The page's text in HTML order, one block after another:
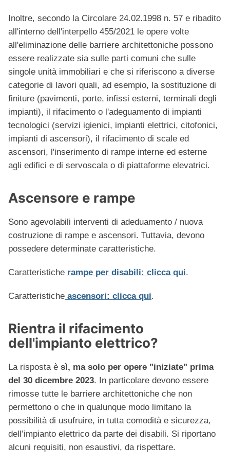
Inoltre, secondo la Circolare 24.02.1998 n. 57 e ribadito
all'interno dell'interpello 455/2021 le opere volte
all'eliminazione delle barriere architettoniche possono
essere realizzate sia sulle parti comuni che sulle
singole unità immobiliari e che si riferiscono a diverse
categorie di lavori quali, ad esempio, la sostituzione di
finiture (pavimenti, porte, infissi esterni, terminali degli
impianti), il rifacimento o l'adeguamento di impianti
tecnologici (servizi igienici, impianti elettrici, citofonici,
impianti di ascensori), il rifacimento di scale ed
ascensori, l'inserimento di rampe interne ed esterne
agli edifici e di servoscala o di piattaforme elevatrici.
Ascensore e rampe
Sono agevolabili interventi di adeduamento / nuova
costruzione di rampe e ascensori. Tuttavia, devono
possedere determinate caratteristiche.
Caratteristiche rampe per disabili: clicca qui.
Caratteristiche ascensori: clicca qui.
Rientra il rifacimento
dell'impianto elettrico?
La risposta è sì, ma solo per opere "iniziate" prima
del 30 dicembre 2023. In particolare devono essere
rimosse tutte le barriere architettoniche che non
permettono o che in qualunque modo limitano la
possibilità di usufruire, in tutta comodità e sicurezza,
dell’impianto elettrico da parte dei disabili. Si riportano
alcuni requisiti, non esaustivi, da rispettare.